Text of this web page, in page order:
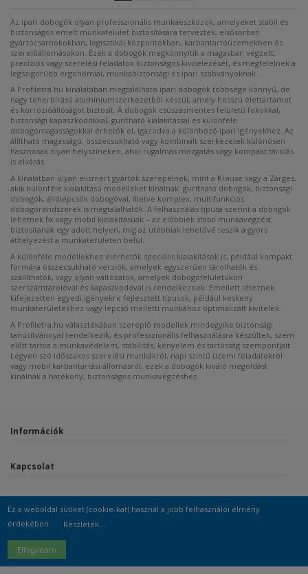
Az ipari dobogók olyan professzionális munkaeszközök, amelyeket stabil és
biztonságos emelt munkafelület biztosítására terveztek, elsősorban
gyártócsarnokokban, logisztikai központokban, karbantartóüzemekben és
szerelőállomásokon. Ezek a dobogók megkönnyítik a magasban végzett,
precíziós vagy szerelési feladatok biztonságos kivitelezését, és megfelelnek a
legszigorúbb ergonómiai, munkabiztonsági és ipari szabványoknak.
A Profiletra.hu kínálatában megtalálható ipari dobogók többsége könnyű, de
nagy teherbírású alumíniumszerkezetből készül, amely hosszú élettartamot
és korrózióállóságot biztosít. A dobogók csúszásmentes felületű fokokkal,
biztonsági kapaszkodókkal, gurítható kialakítással és különféle
dobogómagasságokkal érhetők el, igazodva a különböző ipari igényekhez. Az
állítható magasságú, összecsukható vagy kombinált szerkezetek különösen
hasznosak olyan helyszíneken, ahol rugalmas mozgatás vagy kompakt tárolás
is elvárás.
A kínálatban olyan elismert gyártók szerepelnek, mint a Krause vagy a Zarges,
akik különféle kialakítású modelleket kínálnak: gurítható dobogók, biztonsági
dobogók, állólépcsők dobogóval, illetve komplex, multifunkciós
dobogórendszerek is megtalálhatók. A felhasználás típusa szerint a dobogók
lehetnek fix vagy mobil kialakításúak – az előbbiek stabil munkavégzést
biztosítanak egy adott helyen, míg az utóbbiak lehetővé teszik a gyors
áthelyezést a munkaterületen belül.
A különféle modellekhez elérhetők speciális kialakítások is, például kompakt
formára összecsukható verziók, amelyek egyszerűen tárolhatók és
szállíthatók, vagy olyan változatok, amelyek dobogófelületükön
szerszámtárolóval és kapaszkodóval is rendelkeznek. Emellett léteznek
kifejezetten egyedi igényekre fejlesztett típusok, például keskeny
munkaterületekhez vagy lépcső melletti munkához optimalizált kivitelek.
A Profiletra.hu választékában szereplő modellek mindegyike biztonsági
tanúsítvánnyal rendelkezik, és professzionális felhasználásra készültek, szem
előtt tartva a munkavédelem, stabilitás, kényelem és tartósság szempontjait.
Legyen szó időszakos szerelési munkákról, napi szintű üzemi feladatokról
vagy mobil karbantartási állomásról, ezek a dobogók kiváló megoldást
kínálnak a hatékony, biztonságos munkavégzéshez.
Információk
Kapcsolat
Ez a weboldal sütiket (cookie-kat) használ a jobb felhasználói élmény
érdekében.
Részletek...
Elfogadom